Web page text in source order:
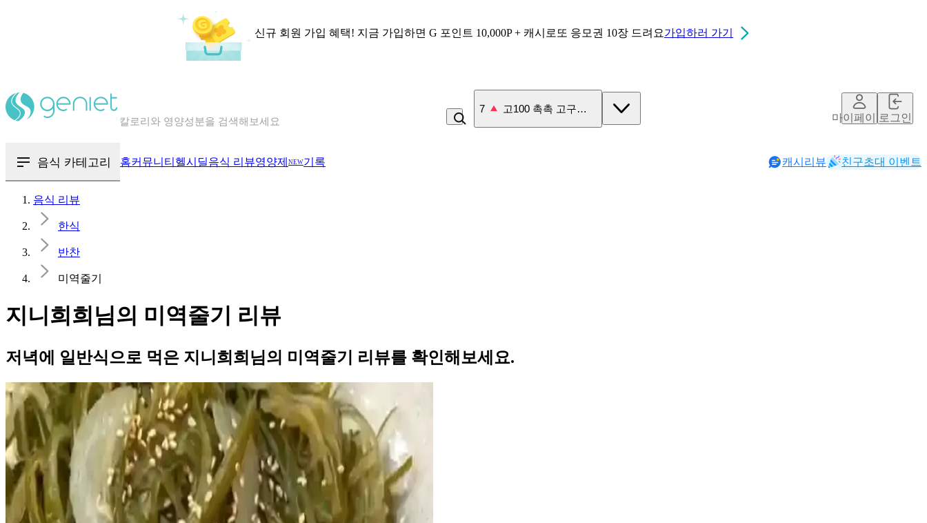
신규 회원 가입 혜택! 지금 가입하면 G 포인트 10,000P + 캐시로또 응모권 10장 드려요가입하러 가기
혈당 · 다이어트 음식 검색해보세요
7 고100 촉촉 고구마 스틱
마이페이지로그인
음식 카테고리 홈커뮤니티 헬시딜음식 리뷰영양제 NEW기록 캐시리뷰 친구초대 이벤트
음식 리뷰
한식
반찬
미역줄기
지니희희님의 미역줄기 리뷰
저녁에 일반식으로 먹은 지니희희님의 미역줄기 리뷰를 확인해보세요.